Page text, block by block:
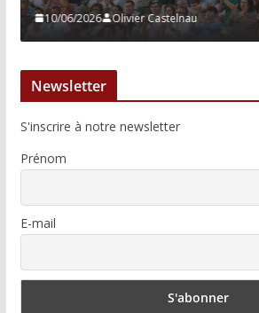
10/06/2026 Olivier Castelnau
Newsletter
S'inscrire à notre newsletter
Prénom
E-mail